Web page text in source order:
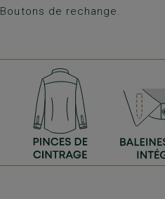
Boutons de rechange.